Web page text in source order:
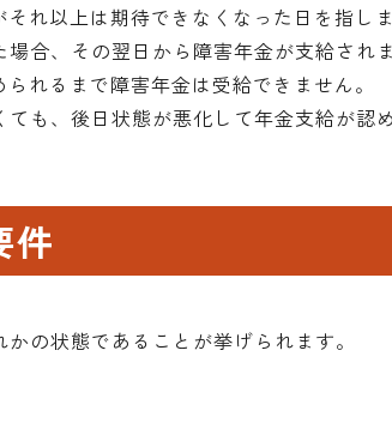
れ以上は期待できなくなった日を指しま
合、その翌日から障害年金が支給され
れるまで障害年金は受給できません。
も、後日状態が悪化して年金支給が認
件
の状態であることが挙げられます。